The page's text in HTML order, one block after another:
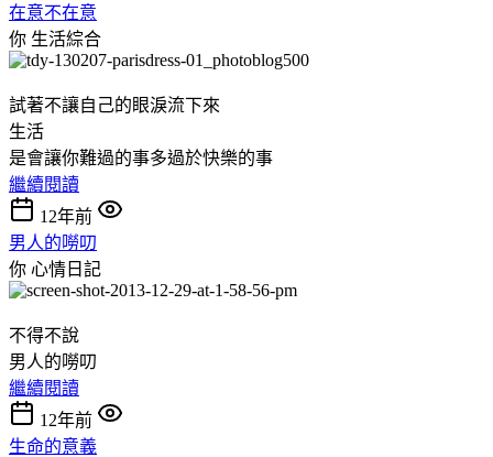
在意不在意
你 生活綜合
試著不讓自己的眼淚流下來
生活
是會讓你難過的事多過於快樂的事
繼續閱讀
12年前
男人的嘮叨
你 心情日記
不得不說
男人的嘮叨
繼續閱讀
12年前
生命的意義